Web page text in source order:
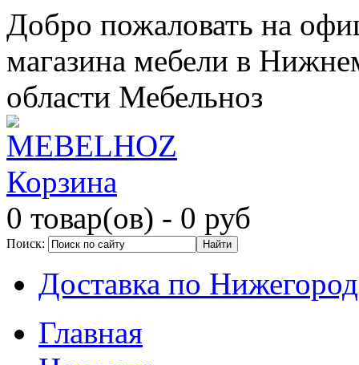
Добро пожаловать на
магазина мебели в
области Мебельноз
Корзина
0 товар(ов) - 0 руб
Поиск:
Доставка по
Главная